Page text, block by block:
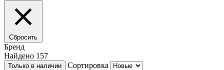
Сбросить
Бренд
Найдено 157
Только в наличии Сортировка